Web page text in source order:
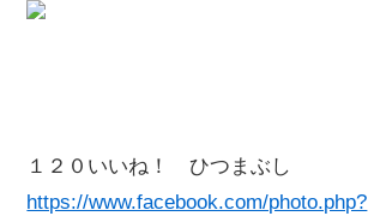
１２０いいね！ ひつまぶし
https://www.facebook.com/photo.php?